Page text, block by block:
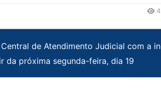
de Atendimento Judicial com a
da próxima segunda-feira, dia 19